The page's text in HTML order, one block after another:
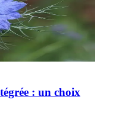
: un choix